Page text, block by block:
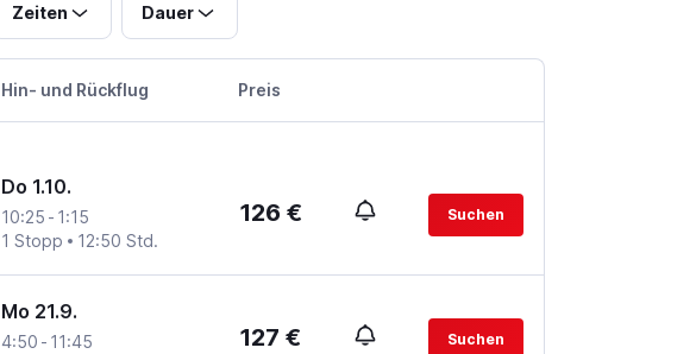
Zeiten Dauer
Hin- und Rückflug Preis
Do 1.10.
10:25 - 1:15
1 Stopp
12:50 Std.
126 € Suchen
Mo 21.9.
4:50 - 11:45
127 € Suchen